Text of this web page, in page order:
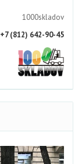
1000skladov
+7 (812) 642-90-45